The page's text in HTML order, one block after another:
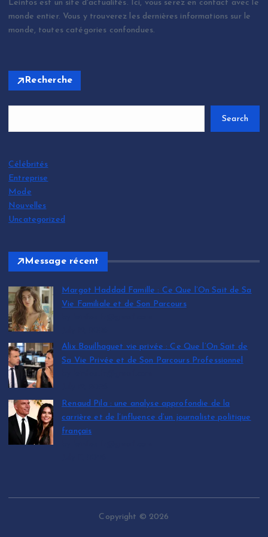
Leinfos est un site d'actualités. Ici, vous serez en contact avec le
monde entier. Vous y trouverez les dernières informations sur le
monde, toutes catégories confondues.
Recherche
Search
Célébrités
Entreprise
Mode
Nouvelles
Uncategorized
Message récent
Margot Haddad Famille : Ce Que l’On Sait de Sa
Vie Familiale et de Son Parcours
Alix Bouilhaguet vie privée : Ce Que l’On Sait de
Sa Vie Privée et de Son Parcours Professionnel
Renaud Pila : une analyse approfondie de la
carrière et de l’influence d’un journaliste politique
français
Copyright © 2026